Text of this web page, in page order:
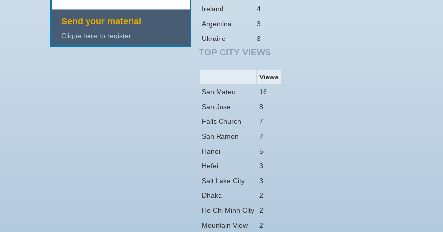
Send your material
Clique here to register.
Ireland
4
Argentina
3
Ukraine
3
TOP CITY VIEWS
Views
San Mateo
16
San Jose
8
Falls Church
7
San Ramon
7
Hanoi
5
Hefei
3
Salt Lake City
3
Dhaka
2
Ho Chi Minh City
2
Mountain View
2